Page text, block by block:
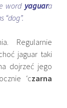
word yaguara
“dog”.
Regularnie
jaguar taki
dojrzeć jego
‘czarna